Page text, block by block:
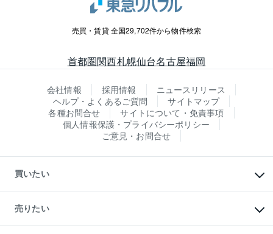
売買・賃貸 全国29,702件から物件検索
首都圏関西札幌仙台名古屋福岡
会社情報 採用情報
ニュースリリース
ヘルプ・よくあるご質問
サイトマップ
各種お問合せ
サイトについて・免責事項
個人情報保護・プライバシーポリシー
ご意見・お問合せ
買いたい
新築・分譲マンションの購入
中古マンションの購入
一戸建ての購入
売りたい